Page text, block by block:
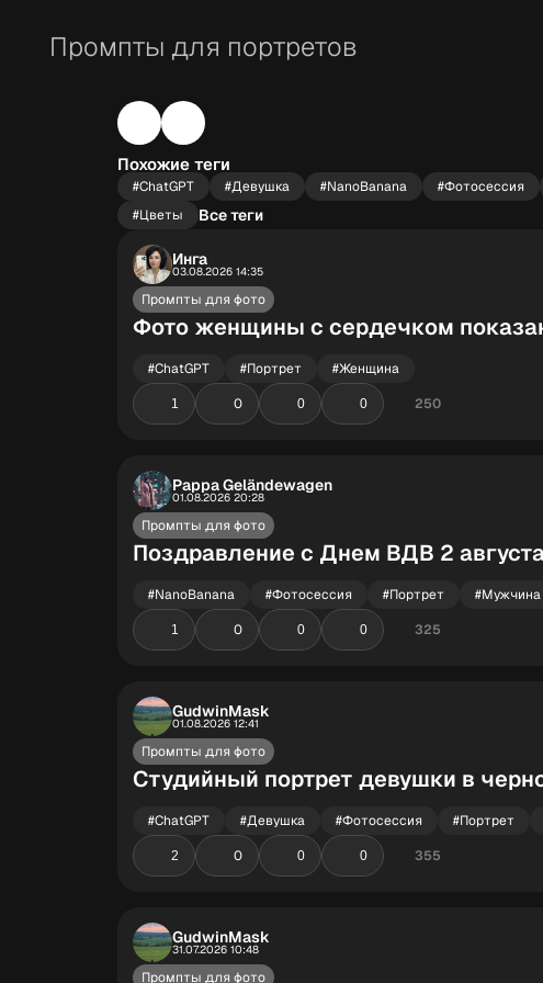
Промпты для портретов
Похожие теги
#ChatGPT #Девушка #NanoBanana #Фотосессия
#Цветы
Все теги
Инга
03.08.2026 14:35
Промпты для фото
Фото женщины с сердечком
#ChatGPT #Портрет #Женщина
1 0 0 0 250
Pappa Geländewagen
01.08.2026 20:28
Промпты для фото
Поздравление с Днем ВДВ 2
#NanoBanana #Фотосессия #Портрет #Мужчина
1 0 0 0 325
GudwinMask
01.08.2026 12:41
Промпты для фото
Студийный портрет девушки в
#ChatGPT #Девушка #Фотосессия #Портрет
2 0 0 0 355
GudwinMask
31.07.2026 10:48
Промпты для фото